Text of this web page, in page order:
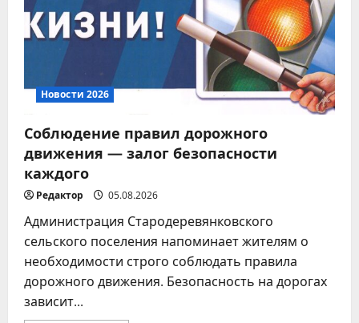
5 03.08.2026
Новости 2026
Соблюдение правил дорожного
движения — залог безопасности
каждого
Редактор 05.08.2026
Администрация Стародеревянковского
сельского поселения напоминает жителям о
необходимости строго соблюдать правила
дорожного движения. Безопасность на дорогах
зависит...